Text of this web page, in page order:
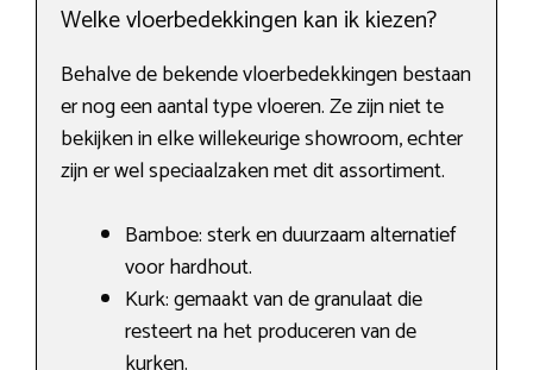
Welke vloerbedekkingen kan ik kiezen?
Behalve de bekende vloerbedekkingen bestaan
er nog een aantal type vloeren. Ze zijn niet te
bekijken in elke willekeurige showroom, echter
zijn er wel speciaalzaken met dit assortiment.
Bamboe: sterk en duurzaam alternatief
voor hardhout.
Kurk: gemaakt van de granulaat die
resteert na het produceren van de